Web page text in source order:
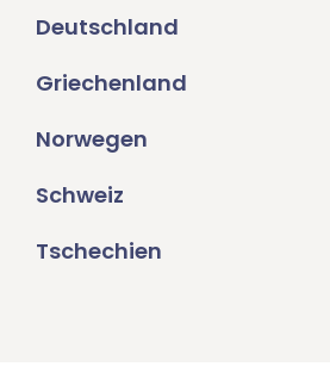
Deutschland
Griechenland
Norwegen
Schweiz
Tschechien